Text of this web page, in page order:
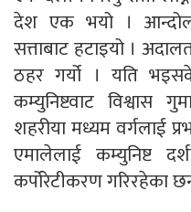
देश एक भयो ।
सत्ताबाट हटाइयो ।
ठहर गर्यो । यति
कम्युनिष्टवाट
शहरीया मध्यम वर्गलाई
एमालेलाई कम्युनिष्ट
कर्पोरेटीकरण गरिरहेका